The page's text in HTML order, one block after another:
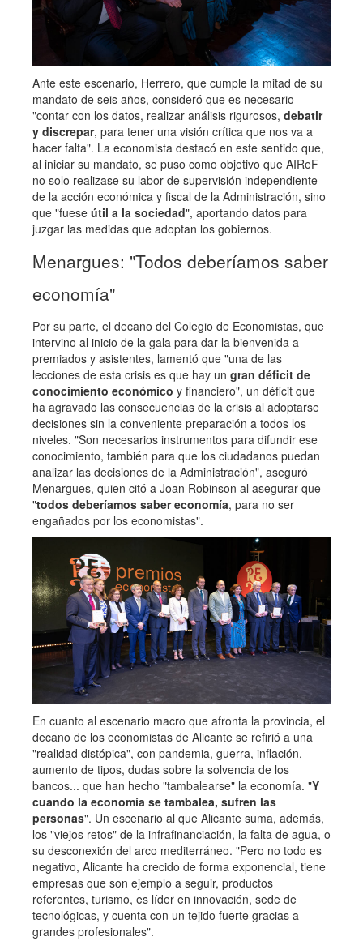
Ante este escenario, Herrero, que cumple la mitad de su
mandato de seis años, consideró que es necesario
"contar con los datos, realizar análisis rigurosos, debatir
y discrepar, para tener una visión crítica que nos va a
hacer falta". La economista destacó en este sentido que,
al iniciar su mandato, se puso como objetivo que AIReF
no solo realizase su labor de supervisión independiente
de la acción económica y fiscal de la Administración, sino
que "fuese útil a la sociedad", aportando datos para
juzgar las medidas que adoptan los gobiernos.
Menargues: "Todos deberíamos saber
economía"
Por su parte, el decano del Colegio de Economistas, que
intervino al inicio de la gala para dar la bienvenida a
premiados y asistentes, lamentó que "una de las
lecciones de esta crisis es que hay un gran déficit de
conocimiento económico y financiero", un déficit que
ha agravado las consecuencias de la crisis al adoptarse
decisiones sin la conveniente preparación a todos los
niveles. "Son necesarios instrumentos para difundir ese
conocimiento, también para que los ciudadanos puedan
analizar las decisiones de la Administración", aseguró
Menargues, quien citó a Joan Robinson al asegurar que
"todos deberíamos saber economía, para no ser
engañados por los economistas".
En cuanto al escenario macro que afronta la provincia, el
decano de los economistas de Alicante se refirió a una
"realidad distópica", con pandemia, guerra, inflación,
aumento de tipos, dudas sobre la solvencia de los
bancos... que han hecho "tambalearse" la economía. "Y
cuando la economía se tambalea, sufren las
personas". Un escenario al que Alicante suma, además,
los "viejos retos" de la infrafinanciación, la falta de agua, o
su desconexión del arco mediterráneo. "Pero no todo es
negativo, Alicante ha crecido de forma exponencial, tiene
empresas que son ejemplo a seguir, productos
referentes, turismo, es líder en innovación, sede de
tecnológicas, y cuenta con un tejido fuerte gracias a
grandes profesionales".